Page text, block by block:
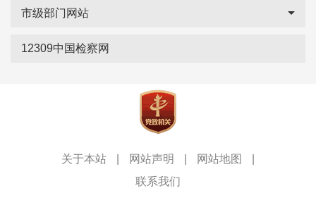
市级部门网站
12309中国检察网
关于本站 网站声明 网站地图
联系我们